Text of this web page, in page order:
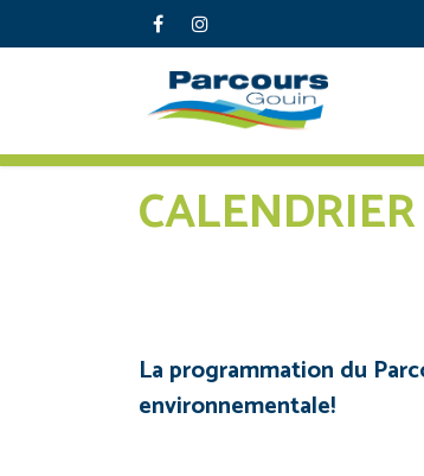
CALENDRIER
La programmation du
environnementale!